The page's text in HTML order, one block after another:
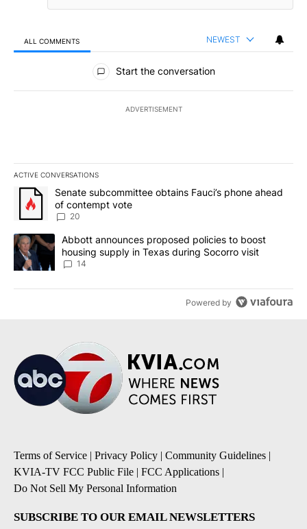
ALL COMMENTS NEWEST
All Comments
Start the conversation
ADVERTISEMENT
ACTIVE CONVERSATIONS
The following is a list of the most commented articles in the last
A trending article titled "Senate subcommittee obtains Fauci’s
Senate subcommittee obtains Fauci’s phone ahead
of contempt vote
20
A trending article titled "Abbott announces proposed policies to
Abbott announces proposed policies to boost
housing supply in Texas during Socorro visit
14
Powered by
Terms of Service | Privacy Policy | Community Guidelines |
KVIA-TV FCC Public File | FCC Applications |
Do Not Sell My Personal Information
SUBSCRIBE TO OUR EMAIL NEWSLETTERS